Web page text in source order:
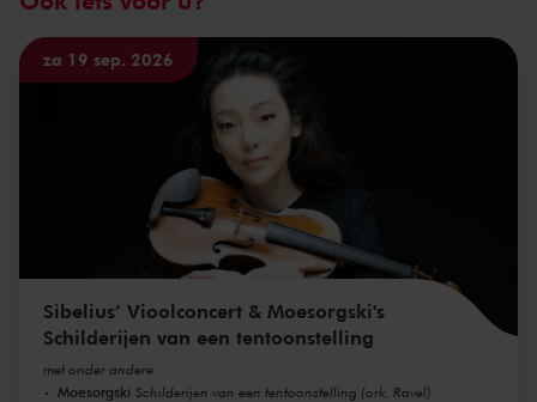
za 19 sep. 2026
Sibelius’ Vioolconcert & Moesorgski's
Schilderijen van een tentoonstelling
met onder andere
Moesorgski Schilderijen van een tentoonstelling (ork. Ravel)